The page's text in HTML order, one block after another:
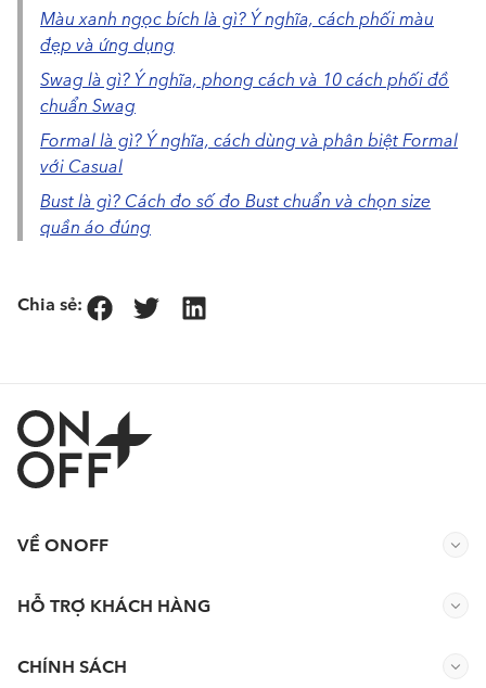
Màu xanh ngọc bích là gì? Ý nghĩa, cách phối màu
đẹp và ứng dụng
Swag là gì? Ý nghĩa, phong cách và 10 cách phối đồ
chuẩn Swag
Formal là gì? Ý nghĩa, cách dùng và phân biệt Formal
với Casual
Bust là gì? Cách đo số đo Bust chuẩn và chọn size
quần áo đúng
Chia sẻ:
HỖ TRỢ KHÁCH HÀNG
CHÍNH SÁCH
VỀ ONOFF